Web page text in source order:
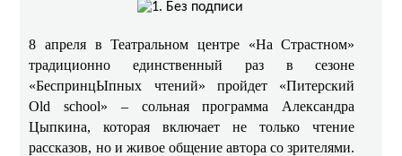
8 апреля в Театральном центре «На Страстном»
традиционно единственный раз в сезоне
«БеспринцЫпных чтений» пройдет «Питерский
Old school» – сольная программа Александра
Цыпкина, которая включает не только чтение
рассказов, но и живое общение автора со зрителями.